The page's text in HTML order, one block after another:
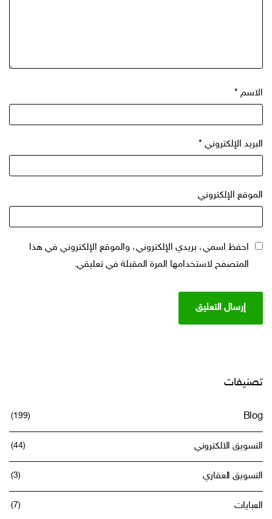
الاسم *
البريد الإلكتروني *
الموقع الإلكتروني
احفظ اسمي، بريدي الإلكتروني، والموقع الإلكتروني في هذا
المتصفح لاستخدامها المرة المقبلة في تعليقي.
تصنيفات
Blog
(199)
التسويق الالكتروني (44)
التسويق العقاري (3)
العبايات (7)